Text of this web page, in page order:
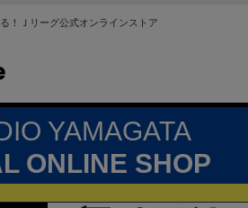
！Ｊリーグ公式オンラインストア
YAMAGATA
ONLINE SHOP